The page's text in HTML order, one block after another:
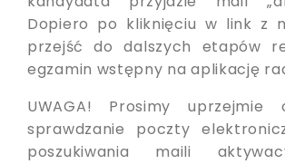
Dopiero po kliknięciu w link z
przejść do dalszych etapów
egzamin wstępny na aplikację
UWAGA! Prosimy uprzejmie
sprawdzanie poczty
poszukiwania maili